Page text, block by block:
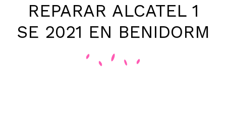
REPARAR ALCATEL 1
SE 2021 EN BENIDORM